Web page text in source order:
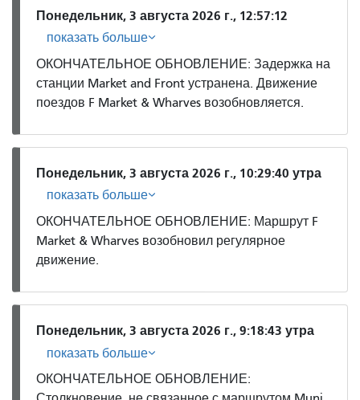
Понедельник, 3 августа 2026 г., 12:57:12
показать больше
ОКОНЧАТЕЛЬНОЕ ОБНОВЛЕНИЕ: Задержка на
станции Market and Front устранена. Движение
поездов F Market & Wharves возобновляется.
Понедельник, 3 августа 2026 г., 10:29:40 утра
показать больше
ОКОНЧАТЕЛЬНОЕ ОБНОВЛЕНИЕ: Маршрут F
Market & Wharves возобновил регулярное
движение.
Понедельник, 3 августа 2026 г., 9:18:43 утра
показать больше
ОКОНЧАТЕЛЬНОЕ ОБНОВЛЕНИЕ: